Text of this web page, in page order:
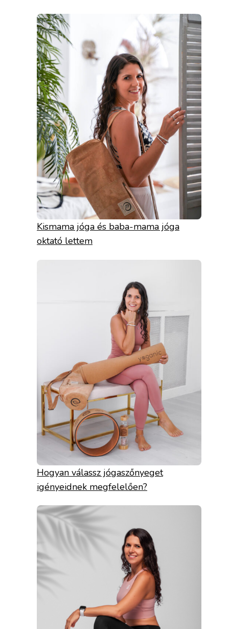
Kismama jóga és baba-mama jóga
oktató lettem
Hogyan válassz jógaszőnyeget
igényeidnek megfelelően?